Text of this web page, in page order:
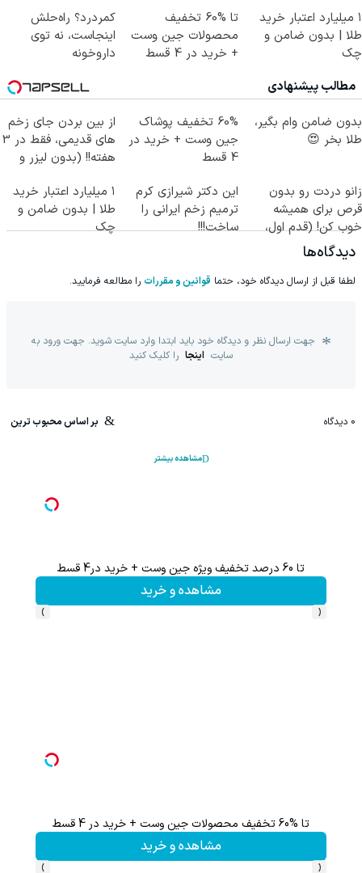
۱ میلیارد اعتبار خرید
طلا | بدون ضامن و
چک
تا %60 تخفیف
محصولات جین وست
+ خرید در 4 قسط
کمردرد؟ راه‌حلش
اینجاست، نه توی
داروخونه
مطالب پیشنهادی
بدون ضامن وام بگیر،
طلا بخر 😍
60% تخفیف پوشاک
جین وست + خرید در
4 قسط
از بین بردن جای زخم
های قدیمی، فقط در 3
هفته!! (بدون لیزر و
زانو دردت رو بدون
قرص برای همیشه
خوب کن! (قدم اول،
پرسش‌نامه)
این دکتر شیرازی کرم
ترمیم زخم ایرانی را
ساخت!!!
۱ میلیارد اعتبار خرید
طلا | بدون ضامن و
چک
دیدگاه‌ها
لطفا قبل از ارسال دیدگاه خود، حتما قوانین و مقررات را مطالعه فرمایید.
جهت ارسال نظر و دیدگاه خود باید ابتدا وارد سایت شوید. جهت ورود به
سایت اینجا را کلیک کنید
0 دیدگاه بر اساس محبوب ترین
مشاهده بیشتر
60% تخفیف ویژه جین وست + خرید در4 قسط
‹
›
ثبت نام کن؛خرید کن؛نقره ببر
‹
›